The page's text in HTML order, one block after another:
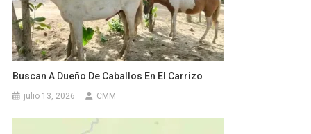
Buscan A Dueño De Caballos En El Carrizo
julio 13, 2026 CMM